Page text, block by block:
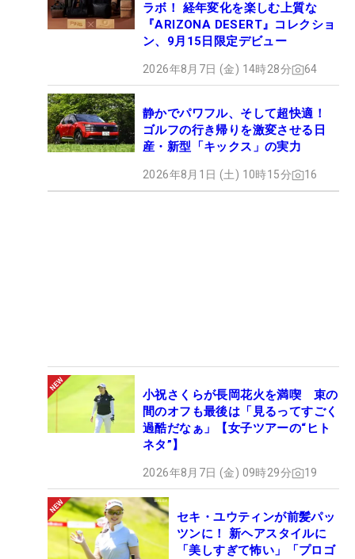
ラボ！ 経年変化を楽しむ上質な
『ARIZONA DESERT』コレクショ
ン、9月15日限定デビュー
2026年8月7日 (金) 14時28分 64
静かでパワフル、そして超快適！
ゴルフの行き帰りを激変させる日
産・新型「キックス」の実力
2026年8月1日 (土) 10時15分 16
小祝さくらが長岡花火を満喫 束の
間のオフも最後は「見るってすごく
過酷だなぁ」【女子ツアーの“ヒト
ネタ”】
2026年8月7日 (金) 09時29分 19
セキ・ユウティンが前髪パッ
ツンに！ 新ヘアスタイルに
「美しすぎて怖い」「プロゴ